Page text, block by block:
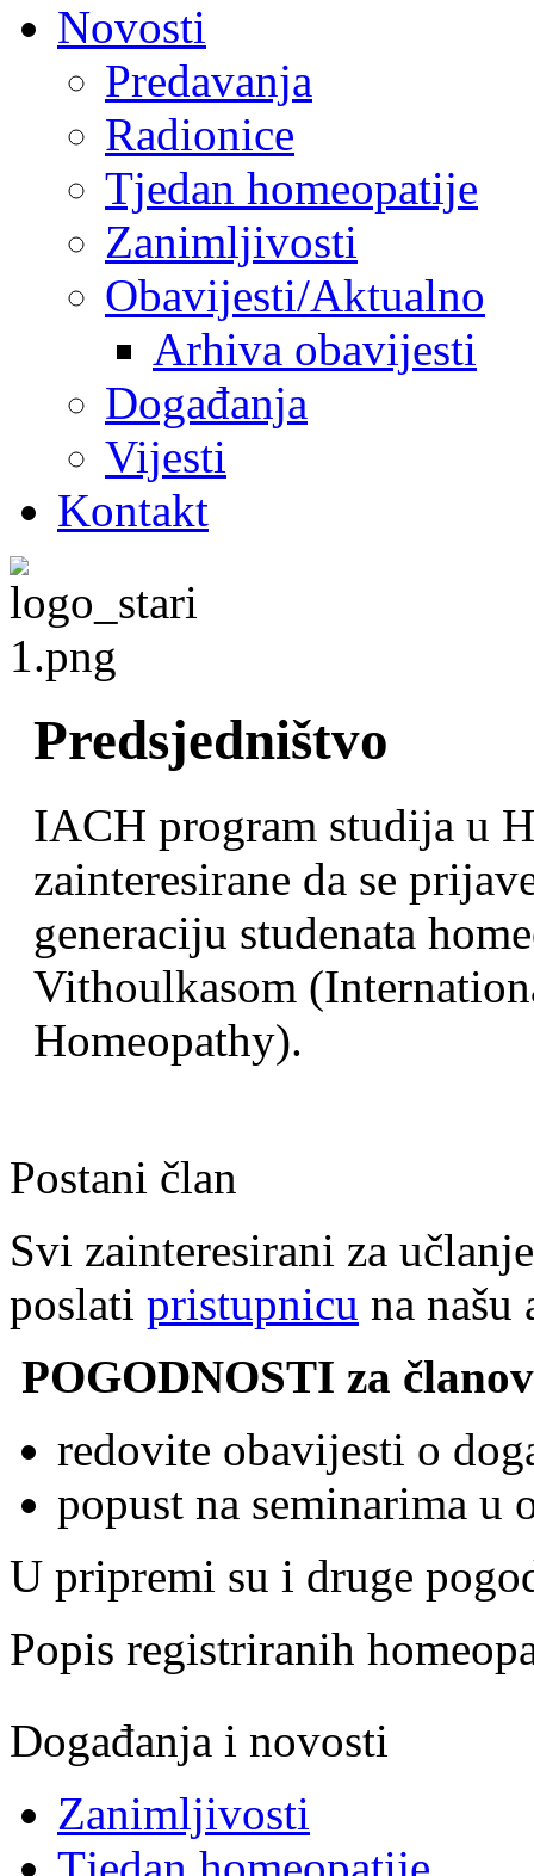
Novosti
Predavanja
Radionice
Tjedan homeopatije
Zanimljivosti
Obavijesti/Aktualno
Arhiva obavijesti
Događanja
Vijesti
Kontakt
Predsjedništvo
IACH program studija u
zainteresirane da se
generaciju studenata
Vithoulkasom
Homeopathy).
Postani član
Svi zainteresirani za
poslati pristupnicu na našu
POGODNOSTI za
redovite obavijesti o
popust na seminarima u
U pripremi su i druge
Popis registriranih
Događanja i novosti
Zanimljivosti